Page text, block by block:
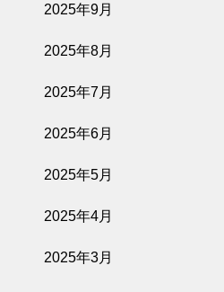
2025年9月
2025年8月
2025年7月
2025年6月
2025年5月
2025年4月
2025年3月